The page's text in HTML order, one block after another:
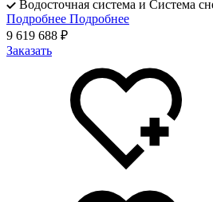
Водосточная система и Система
Подробнее Подробнее
9 619 688 ₽
Заказать